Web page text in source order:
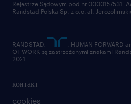
контакт
cookies
Rejestrze Sądowym pod nr 0000157531.
Randstad Polska Sp. z o.o. al.
RANDSTAD,
, HUMAN FORWARD
OF WORK są zastrzeżonymi znakami
2021